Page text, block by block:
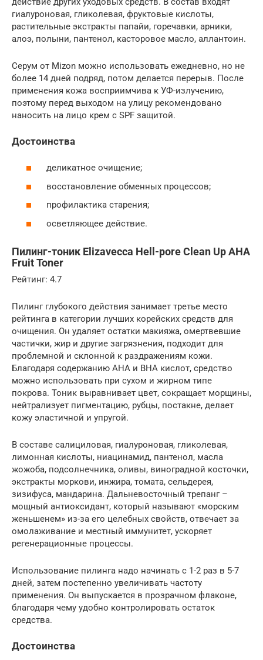
гиалуроновая, гликолевая, фруктовые кислоты,
растительные экстракты папайи, горечавки, арники,
алоэ, полыни, пантенол, касторовое масло, аллантоин.
Серум от Mizon можно использовать ежедневно, но не
более 14 дней подряд, потом делается перерыв. После
применения кожа восприимчива к УФ-излучению,
поэтому перед выходом на улицу рекомендовано
наносить на лицо крем с SPF защитой.
Достоинства
деликатное очищение;
восстановление обменных процессов;
профилактика старения;
осветляющее действие.
Пилинг-тоник Elizavecca Hell-pore Clean Up AHA
Fruit Toner
Рейтинг: 4.7
Пилинг глубокого действия занимает третье место
рейтинга в категории лучших корейских средств для
очищения. Он удаляет остатки макияжа, омертвевшие
частички, жир и другие загрязнения, подходит для
проблемной и склонной к раздражениям кожи.
Благодаря содержанию AHA и BHA кислот, средство
можно использовать при сухом и жирном типе
покрова. Тоник выравнивает цвет, сокращает морщины,
нейтрализует пигментацию, рубцы, постакне, делает
кожу эластичной и упругой.
В составе салициловая, гиалуроновая, гликолевая,
лимонная кислоты, ниацинамид, пантенол, масла
жожоба, подсолнечника, оливы, виноградной косточки,
экстракты моркови, инжира, томата, сельдерея,
зизифуса, мандарина. Дальневосточный трепанг –
мощный антиоксидант, который называют «морским
женьшенем» из-за его целебных свойств, отвечает за
омолаживание и местный иммунитет, ускоряет
регенерационные процессы.
Использование пилинга надо начинать с 1-2 раз в 5-7
дней, затем постепенно увеличивать частоту
применения. Он выпускается в прозрачном флаконе,
благодаря чему удобно контролировать остаток
средства.
Достоинства